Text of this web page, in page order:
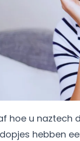
hoe u naztech
hebben